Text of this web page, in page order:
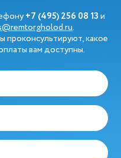
+7 (495) 256 08 13и
.
какое
вам доступны.